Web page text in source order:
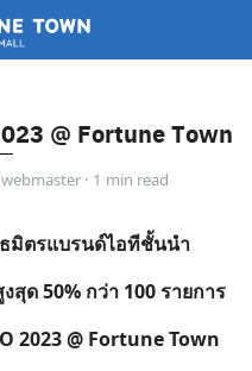
@ Fortune Town
·
มิตรแบรนด์ไอทีชั้นนำ
สุด50% กว่า 100 รายการ
2023 @ Fortune Town